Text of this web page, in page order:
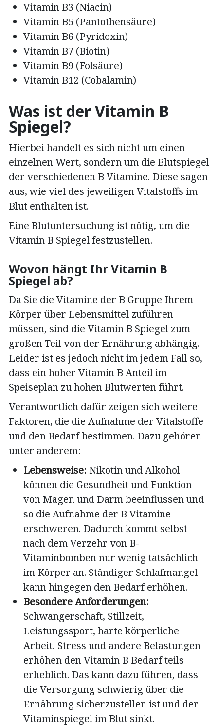
Vitamin B3 (Niacin)
Vitamin B5 (Pantothensäure)
Vitamin B6 (Pyridoxin)
Vitamin B7 (Biotin)
Vitamin B9 (Folsäure)
Vitamin B12 (Cobalamin)
Was ist der Vitamin B
Spiegel?
Hierbei handelt es sich nicht um einen
einzelnen Wert, sondern um die Blutspiegel
der verschiedenen B Vitamine. Diese sagen
aus, wie viel des jeweiligen Vitalstoffs im
Blut enthalten ist.
Eine Blutuntersuchung ist nötig, um die
Vitamin B Spiegel festzustellen.
Wovon hängt Ihr Vitamin B
Spiegel ab?
Da Sie die Vitamine der B Gruppe Ihrem
Körper über Lebensmittel zuführen
müssen, sind die Vitamin B Spiegel zum
großen Teil von der Ernährung abhängig.
Leider ist es jedoch nicht im jedem Fall so,
dass ein hoher Vitamin B Anteil im
Speiseplan zu hohen Blutwerten führt.
Verantwortlich dafür zeigen sich weitere
Faktoren, die die Aufnahme der Vitalstoffe
und den Bedarf bestimmen. Dazu gehören
unter anderem:
Lebensweise: Nikotin und Alkohol
können die Gesundheit und Funktion
von Magen und Darm beeinflussen und
so die Aufnahme der B Vitamine
erschweren. Dadurch kommt selbst
nach dem Verzehr von B-
Vitaminbomben nur wenig tatsächlich
im Körper an. Ständiger Schlafmangel
kann hingegen den Bedarf erhöhen.
Besondere Anforderungen:
Schwangerschaft, Stillzeit,
Leistungssport, harte körperliche
Arbeit, Stress und andere Belastungen
erhöhen den Vitamin B Bedarf teils
erheblich. Das kann dazu führen, dass
die Versorgung schwierig über die
Ernährung sicherzustellen ist und der
Vitaminspiegel im Blut sinkt.